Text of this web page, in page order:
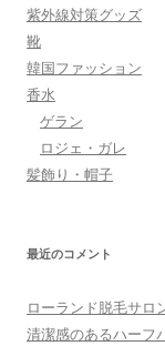
紫外線対策グッズ
靴
韓国ファッション
香水
ゲラン
ロジェ・ガレ
髪飾り・帽子
最近のコメント
ローランド脱毛サロ
清潔感のあるハーフ